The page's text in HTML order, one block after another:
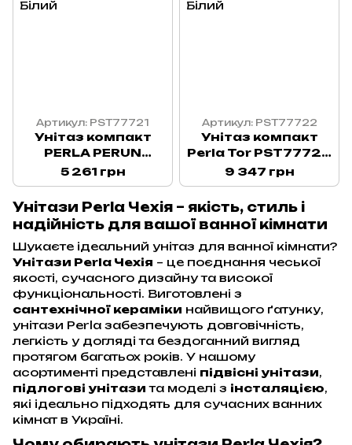
Артикул: PST77721
Унітаз компакт
PERLA PERUN
PST77721 (Чехія)
5 261 грн
Артикул: PST77722
Унітаз компакт
Perla Tor PST77722
(Чехія) Біла
кераміка
9 347 грн
Унітази Perla Чехія – якість, стиль і
надійність для вашої ванної кімнати
Шукаєте ідеальний унітаз для ванної кімнати?
Унітази Perla Чехія – це поєднання чеської
якості, сучасного дизайну та високої
функціональності. Виготовлені з
сантехнічної кераміки найвищого ґатунку,
унітази Perla забезпечують довговічність,
легкість у догляді та бездоганний вигляд
протягом багатьох років. У нашому
асортименті представлені підвісні унітази,
підлогові унітази та моделі з інсталяцією,
які ідеально підходять для сучасних ванних
кімнат в Україні.